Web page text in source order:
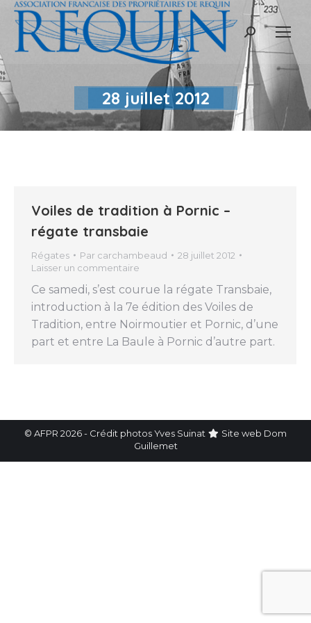
Recherche
28 juillet 2012
Voiles de tradition à Pornic –
régate transbaie
Régates Par carchambeaud
28 juillet 2012
Laisser un commentaire
Ce samedi, s’est courue la régate Transbaie,
introduction à la 7e édition des Voiles de
Tradition, entre Noirmoutier et Pornic, d’une
part et entre La Baule à Pornic d’autre part.
© AFPR 2026 - Crédit photos Yves Suinat Site web Dom
Guillemet